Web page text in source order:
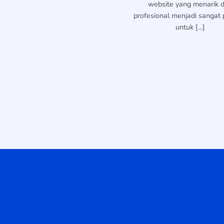
website yang menarik
profesional menjadi sangat
untuk [...]